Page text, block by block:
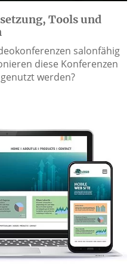
Tools und
salonfähig
diese Konferenzen
werden?